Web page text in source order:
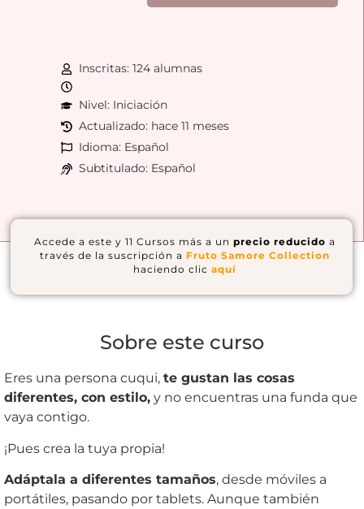
Inscritas: 124 alumnas
Nivel: Iniciación
Actualizado: hace 11 meses
Idioma: Español
Subtitulado: Español
Accede a este y 11 Cursos más a unprecio reducido a
través de la suscripción a Fruto Samore Collection
haciendo clicaquí
Sobre este curso
Eres una persona cuqui, te gustan las cosas
diferentes, con estilo, y no encuentras una funda que
vaya contigo.
¡Pues crea la tuya propia!
Adáptala a diferentes tamaños, desde móviles a
portátiles, pasando por tablets. Aunque también